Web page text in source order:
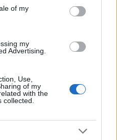
of my
my
Advertising.
Use,
of my
with the
ΤΩΡΑ
σου με υγρά
πρέπει να σταματήσεις
δρόμοι για το